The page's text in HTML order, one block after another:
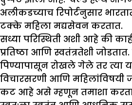
अलीकडच्याच रिपोर्टनुसार
टक्के महिला मद्यसेवन करतात.
सध्या परिस्थिती अशी आहे की
प्रतिष्ठा आणि स्वतंत्रतेशी
पिण्यापासून रोखले गेले तर त्या
विचारसरणी आणि
कट आहे असे म्हणून तमाशा